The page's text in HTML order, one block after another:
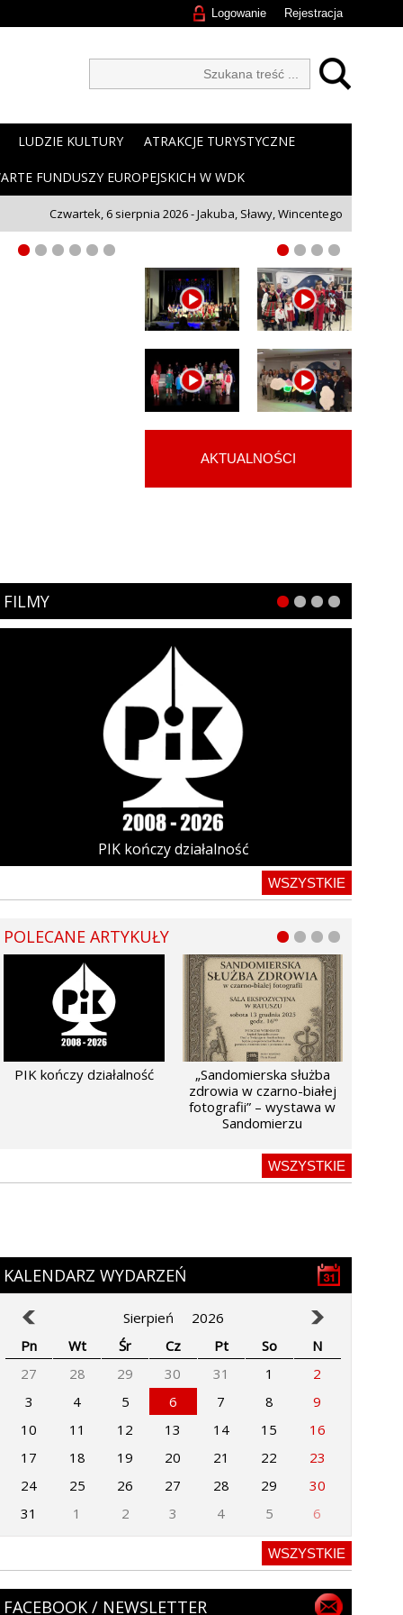
Rejestracja
Logowanie
LUDZIE KULTURY ATRAKCJE TURYSTYCZNE
FUNDUSZY EUROPEJSKICH W WDK
Czwartek, 6 sierpnia 2026 - Jakuba, Sławy, Wincentego
AKTUALNOŚCI
FILMY
PIK kończy działalność
WSZYSTKIE
POLECANE ARTYKUŁY
PIK kończy działalność
„Sandomierska służba
zdrowia w czarno-białej
fotografii” – wystawa w
Sandomierzu
WSZYSTKIE
KALENDARZ WYDARZEŃ
Sierpień
2026
Pn
Wt Śr Cz Pt So
N
27
28 29 30 31 1
2
3
4 5 6 7 8
9
10
11 12 13 14 15
16
17
18 19 20 21 22
23
24
25 26 27 28 29
30
31
1 2 3 4 5 6
WSZYSTKIE
FACEBOOK / NEWSLETTER